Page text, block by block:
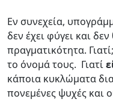
Εν συνεχεία,
δεν έχει φύγει και
πραγματικότητα.
το όνομά τους. Γιατί
κάποια κυκλώματα
πονεμένες ψυχές και